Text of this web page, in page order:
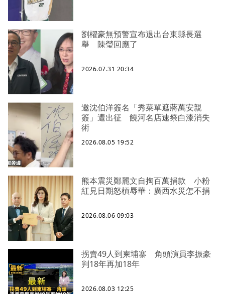
劉櫂豪無預警宣布退出台東縣長選
舉 陳瑩回應了
2026.07.31 20:34
邀沈伯洋簽名「秀菜單遮蔣萬安親
簽」遭出征 饒河名店速祭白漆消失
術
2026.08.05 19:52
熊本震災鄭麗文自掏百萬捐款 小粉
紅見日期怒槓辱華：廣西水災怎不捐
2026.08.06 09:03
拐賣49人到柬埔寨 角頭演員李振豪
判18年再加18年
2026.08.03 12:25